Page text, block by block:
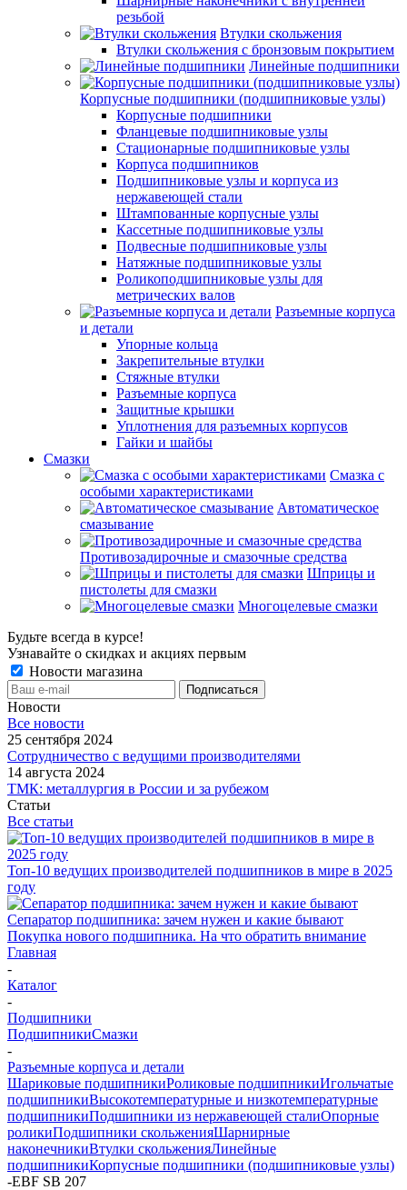
резьбой
Втулки скольжения
Втулки скольжения с бронзовым покрытием
Линейные подшипники
Корпусные подшипники (подшипниковые узлы)
Корпусные подшипники
Фланцевые подшипниковые узлы
Стационарные подшипниковые узлы
Корпуса подшипников
Подшипниковые узлы и корпуса из
нержавеющей стали
Штампованные корпусные узлы
Кассетные подшипниковые узлы
Подвесные подшипниковые узлы
Натяжные подшипниковые узлы
Роликоподшипниковые узлы для
метрических валов
Разъемные корпуса
и детали
Упорные кольца
Закрепительные втулки
Стяжные втулки
Разъемные корпуса
Защитные крышки
Уплотнения для разъемных корпусов
Гайки и шайбы
Смазки
Смазка с
особыми характеристиками
Автоматическое
смазывание
Противозадирочные и смазочные средства
Шприцы и
пистолеты для смазки
Многоцелевые смазки
Будьте всегда в курсе!
Узнавайте о скидках и акциях первым
Новости магазина
Новости
Все новости
25 сентября 2024
Сотрудничество с ведущими производителями
14 августа 2024
ТМК: металлургия в России и за рубежом
Статьи
Все статьи
Топ-10 ведущих производителей подшипников в мире в 2025
году
Сепаратор подшипника: зачем нужен и какие бывают
Покупка нового подшипника. На что обратить внимание
Главная
-
Каталог
-
Подшипники
ПодшипникиСмазки
-
Разъемные корпуса и детали
Шариковые подшипникиРоликовые подшипникиИгольчатые
подшипникиВысокотемпературные и низкотемпературные
подшипникиПодшипники из нержавеющей сталиОпорные
роликиПодшипники скольженияШарнирные
наконечникиВтулки скольженияЛинейные
подшипникиКорпусные подшипники (подшипниковые узлы)
-EBF SB 207